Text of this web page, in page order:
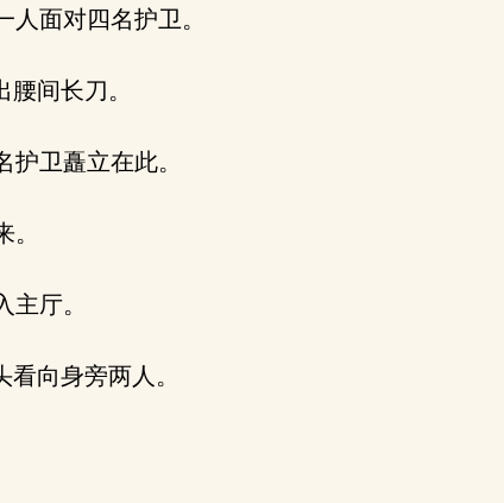
面对四名护卫。
间长刀。
卫矗立在此。
厅。
向身旁两人。